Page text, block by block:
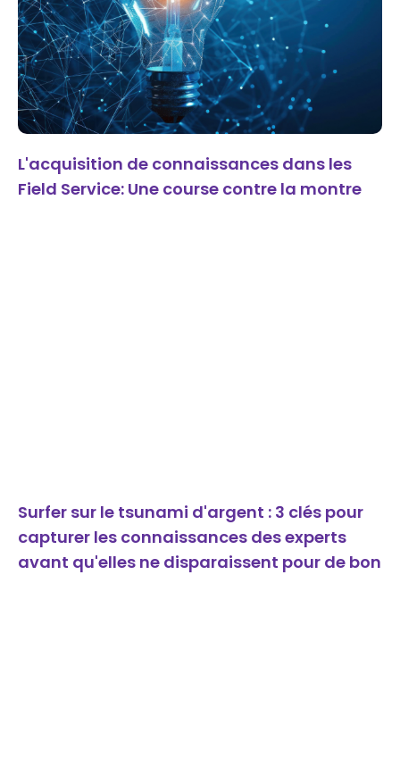
L'acquisition de connaissances dans les
Field Service: Une course contre la montre
Surfer sur le tsunami d'argent : 3 clés pour
capturer les connaissances des experts
avant qu'elles ne disparaissent pour de bon